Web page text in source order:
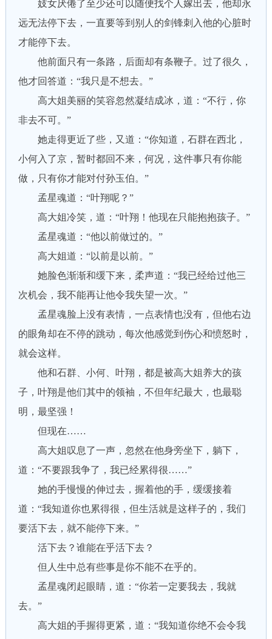
妓女厌倦了至少还可以随便找个人嫁出去，他却永
远无法停下去，一直要等到别人的剑锋刺入他的心脏时
才能停下去。
他前面只有一条路，后面却有条鞭子。过了很久，
他才回答道：“我只是不想去。”
高大姐美丽的笑容忽然凝结成冰，道：“不行，你
非去不可。”
她走得更近了些，又道：“你知道，石群在西北，
小何入了京，暂时都回不来，何况，这件事只有你能
做，只有你才能对付孙玉伯。”
孟星魂道：“叶翔呢？”
高大姐冷笑，道：“叶翔！他现在只能抱抱孩子。”
孟星魂道：“他以前做过的。”
高大姐道：“以前是以前。”
她脸色渐渐和缓下来，柔声道：“我已经给过他三
次机会，我不能再让他令我失望一次。”
孟星魂脸上没有表情，一点表情也没有，但他右边
的眼角却在不停的跳动，每次他感觉到伤心和愤怒时，
就会这样。
他和石群、小何、叶翔，都是被高大姐养大的孩
子，叶翔是他们其中的领袖，不但年纪最大，也最聪
明，最坚强！
但现在……
高大姐叹息了一声，忽然在他身旁坐下，躺下，
道：“不要跟我争了，我已经累得很……”
她的手慢慢的伸过去，握着他的手，缓缓接着
道：“我知道你也累得很，但生活就是这样子的，我们
要活下去，就不能停下来。”
活下去？谁能在乎活下去？
但人生中总有些事是你不能不在乎的。
孟星魂闭起眼睛，道：“你若一定要我去，我就
去。”
高大姐的手握得更紧，道：“我知道你绝不会令我